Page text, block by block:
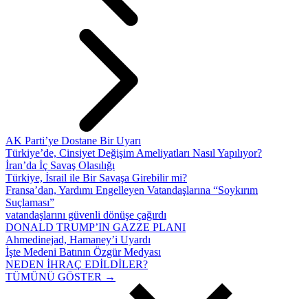
AK Parti’ye Dostane Bir Uyarı
Türkiye’de, Cinsiyet Değişim Ameliyatları Nasıl Yapılıyor?
İran’da İç Savaş Olasılığı
Türkiye, İsrail ile Bir Savaşa Girebilir mi?
Fransa’dan, Yardımı Engelleyen Vatandaşlarına “Soykırım
Suçlaması”
vatandaşlarını güvenli dönüşe çağırdı
DONALD TRUMP’IN GAZZE PLANI
Ahmedinejad, Hamaney’i Uyardı
İşte Medeni Batının Özgür Medyası
NEDEN İHRAÇ EDİLDİLER?
TÜMÜNÜ GÖSTER →